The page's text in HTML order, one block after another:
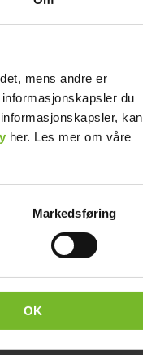
mens andre er
du
kan
her. Les mer om våre
Markedsføring
OK